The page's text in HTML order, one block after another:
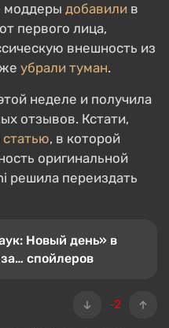
моддеры добавили в
первого лица,
внешность из
убрали туман.
неделе и получила
отзывов. Кстати,
статью, в которой
оригинальной
решила переиздать
Новый день» в
спойлеров
-2